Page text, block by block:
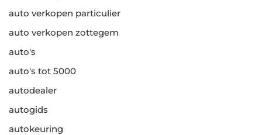
auto verkopen particulier
auto verkopen zottegem
auto's
auto's tot 5000
autodealer
autogids
autokeuring